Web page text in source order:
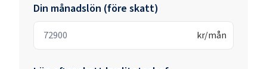
Din månadslön (före skatt)
kr/mån